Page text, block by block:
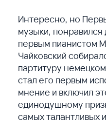
Интересно, но
музыки,
первым пианистом
Чайковский
партитуру
стал его первым
мнение и включил
единодушному
самых талантливых